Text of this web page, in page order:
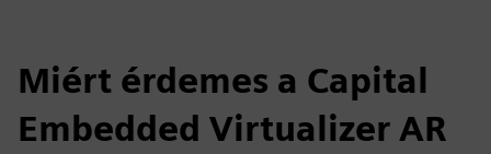
Miért érdemes a Capital
Embedded Virtualizer AR